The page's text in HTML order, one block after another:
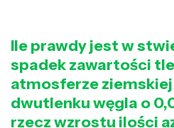
Ile prawdy jest w
spadek zawartości
atmosferze ziemskiej
dwutlenku węgla o
rzecz wzrostu ilości